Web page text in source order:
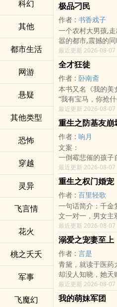
科幻
其他
都市生活
网游
悬疑
其他类型
恐怖
穿越
灵异
飞言情
花火
桃之夭夭
军事
飞魔幻
“就算上穷九霄下
——叶帆。
极品刁民
作者 : 书香戏子
一个农村大男孩,
嚣的都市,震撼的
繁华喧嚣,光华艳
现而出。绝代佳人
神奇的异能者、
力者、演绎出一个
最近更新 2026-08-07
全才狂徒
作者 : 卧南斋
本书又名《我的美
“我有宝马，你抢
“我有绿源！”
“绿源？这是个什
“节能环保不烧油
最近更新 2026-08-07
重生之防基友崩
作者 : 响月
文案：
一倒霉悲催的孩子
了某个奇怪的开关
精病 ，就在他自
质时，他在大学毕
斗机‘吃’掉了。
就在他打算妥协，
然重生了！
重生后的他自然订
离男·蛇精病！
可是……这些男·蛇
不同啊摔！
注：种田流文
1VS1
本文又名
《破碎家庭儿童实
最近更新 2026-08-07
重生之权门婚宠
作者 : 百里轻歌
一句话简介：千金
文一对一，男女主
*
【这是一个重生复
她，苏白，是集万
隐瞒身份的地下组
前一世，为了深爱
力扮演贤淑女友的
人狠狠推入火海，
从天堂到炼狱，她
天不亡她，浴火重
最近更新 2026-08-07
溺爱之宠妻至上
作者 : 言是
青黛，就读于医药
却没人知晓，她天
入化。
一个冬日寒夜，好
却没想到，随后
最近更新 2026-08-07
我的萌妹军团